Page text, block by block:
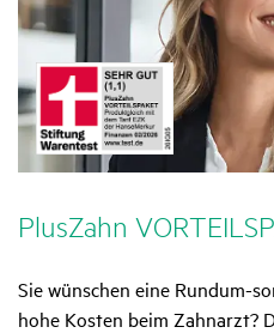
Plus­Zahn
Sie wünschen eine Rundum-
hohe Kosten beim Zahnarzt?